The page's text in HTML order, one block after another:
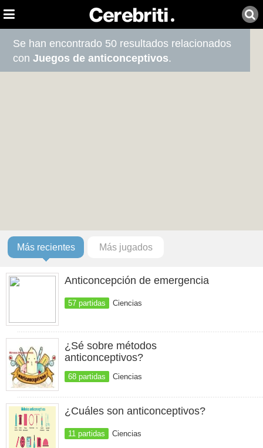
Se han encontrado 50 resultados relacionados
conJuegos de anticonceptivos.
Más recientes Más jugados
Anticoncepción de emergencia
57 partidas Ciencias
¿Sé sobre métodos
anticonceptivos?
68 partidas Ciencias
¿Cuáles son anticonceptivos?
11 partidas Ciencias